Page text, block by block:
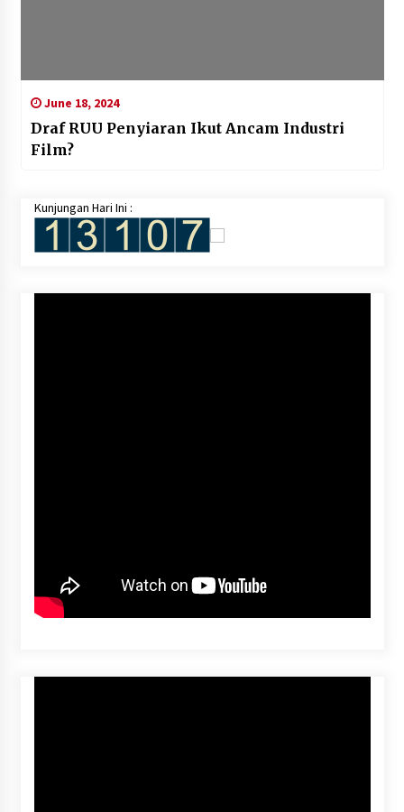
June 18, 2024
Draf RUU Penyiaran Ikut Ancam Industri
Film?
Kunjungan Hari Ini :